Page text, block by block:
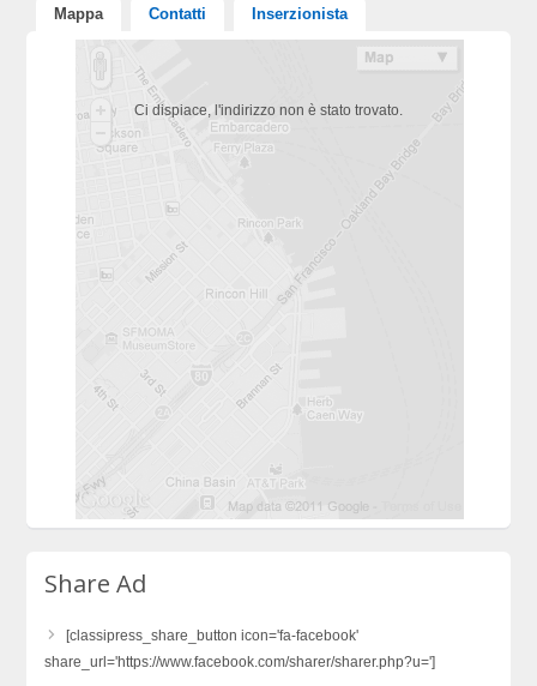
Mappa Contatti Inserzionista
Ci dispiace, l'indirizzo non è stato trovato.
Share Ad
[classipress_share_button icon='fa-facebook'
share_url='https://www.facebook.com/sharer/sharer.php?u=']